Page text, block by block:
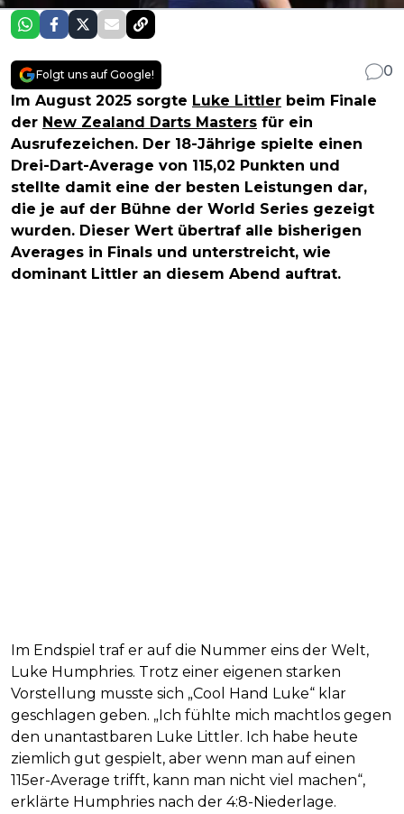
Folgt uns auf Google!
0
Im August 2025 sorgte Luke Littler beim Finale
der New Zealand Darts Masters für ein
Ausrufezeichen. Der 18-Jährige spielte einen
Drei-Dart-Average von 115,02 Punkten und
stellte damit eine der besten Leistungen dar,
die je auf der Bühne der World Series gezeigt
wurden. Dieser Wert übertraf alle bisherigen
Averages in Finals und unterstreicht, wie
dominant Littler an diesem Abend auftrat.
Im Endspiel traf er auf die Nummer eins der Welt,
Luke Humphries. Trotz einer eigenen starken
Vorstellung musste sich „Cool Hand Luke“ klar
geschlagen geben. „Ich fühlte mich machtlos gegen
den unantastbaren Luke Littler. Ich habe heute
ziemlich gut gespielt, aber wenn man auf einen
115er-Average trifft, kann man nicht viel machen“,
erklärte Humphries nach der 4:8-Niederlage.